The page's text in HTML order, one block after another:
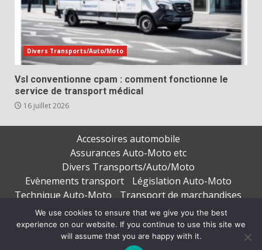
Divers Transports/Auto/Moto
Vsl conventionne cpam : comment fonctionne le
service de transport médical
16 juillet 2026
Accessoires automobile
Assurances Auto-Moto etc
Divers Transports/Auto/Moto
Evènements transport
Législation Auto-Moto
Technique Auto-Moto
Transport de marchandises
Transport de personnes
Copyright © All rights reserved.|DarkNews
We use cookies to ensure that we give you the best
experience on our website. If you continue to use this site we
will assume that you are happy with it.